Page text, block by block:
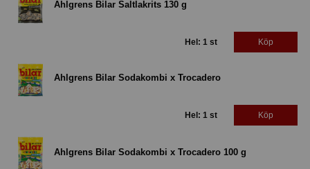
Ahlgrens Bilar Saltlakrits 130 g
Hel: 1 st Köp
Ahlgrens Bilar Sodakombi x Trocadero
Hel: 1 st Köp
Ahlgrens Bilar Sodakombi x Trocadero 100 g